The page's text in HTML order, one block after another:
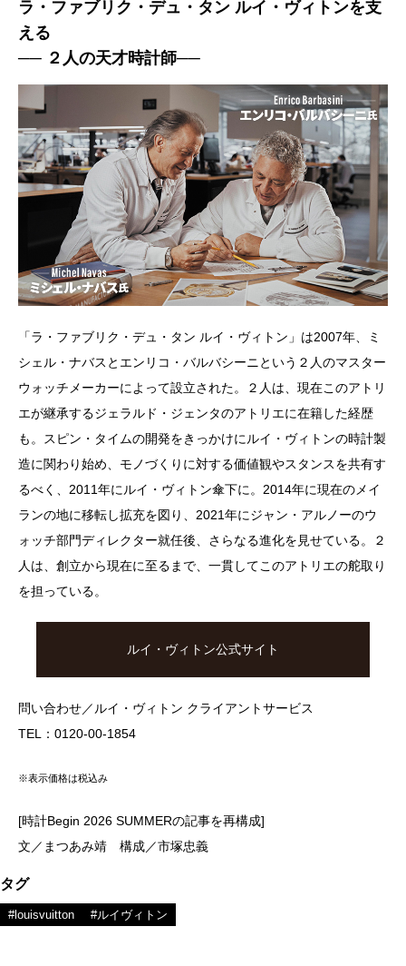
ラ・ファブリク・デュ・タン ルイ・ヴィトンを支
える
── ２人の天才時計師──
「ラ・ファブリク・デュ・タン ルイ・ヴィトン」は2007年、ミ
シェル・ナバスとエンリコ・バルバシーニという２人のマスター
ウォッチメーカーによって設立された。２人は、現在このアトリ
エが継承するジェラルド・ジェンタのアトリエに在籍した経歴
も。スピン・タイムの開発をきっかけにルイ・ヴィトンの時計製
造に関わり始め、モノづくりに対する価値観やスタンスを共有す
るべく、2011年にルイ・ヴィトン傘下に。2014年に現在のメイ
ランの地に移転し拡充を図り、2021年にジャン・アルノーのウ
ォッチ部門ディレクター就任後、さらなる進化を見せている。２
人は、創立から現在に至るまで、一貫してこのアトリエの舵取り
を担っている。
ルイ・ヴィトン公式サイト
問い合わせ／ルイ・ヴィトン クライアントサービス
TEL：0120-00-1854
※表示価格は税込み
[時計Begin 2026 SUMMERの記事を再構成]
文／まつあみ靖 構成／市塚忠義
タグ
#louisvuitton #ルイヴィトン